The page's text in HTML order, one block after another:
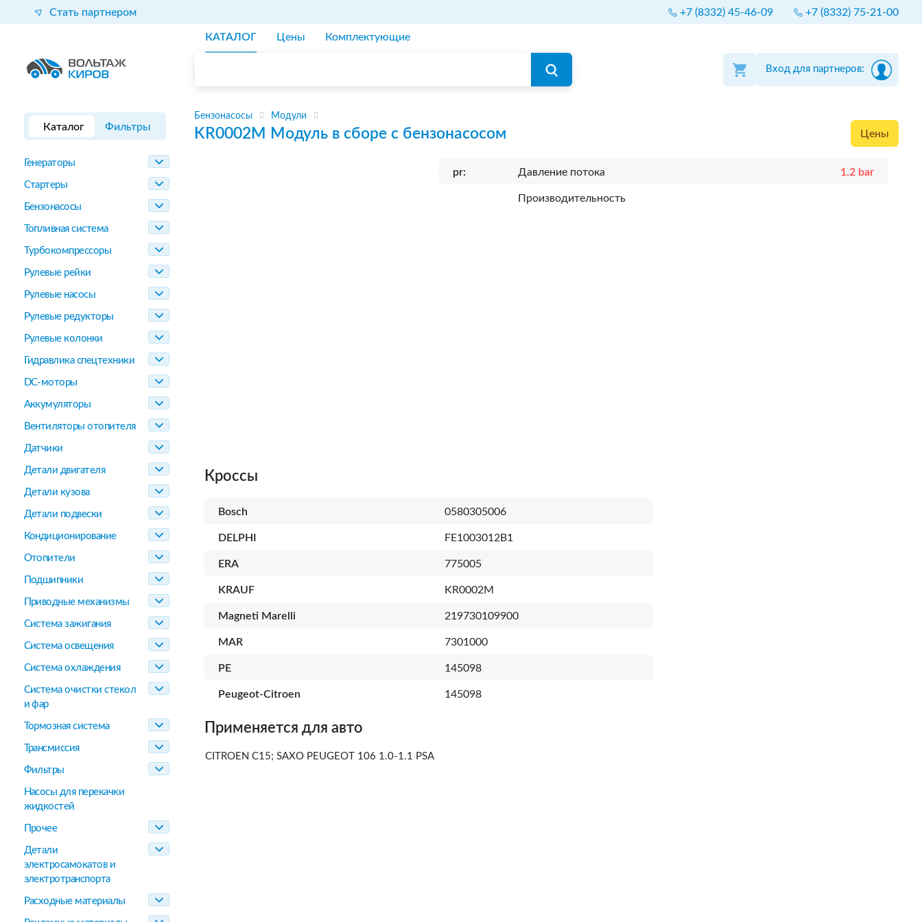
Стать партнером +7 (8332) 45-46-09 +7 (8332) 75-21-00
КАТАЛОГ Цены Комплектующие
Вход для партнеров:
Каталог Фильтры
Генераторы
Стартеры
Бензонасосы
Топливная система
Турбокомпрессоры
Рулевые рейки
Рулевые насосы
Рулевые редукторы
Рулевые колонки
Гидравлика спецтехники
DC-моторы
Аккумуляторы
Вентиляторы отопителя
Датчики
Детали двигателя
Детали кузова
Детали подвески
Кондиционирование
Отопители
Подшипники
Приводные механизмы
Система зажигания
Система освещения
Система охлаждения
Система очистки стекол
и фар
Тормозная система
Трансмиссия
Фильтры
Насосы для перекачки
жидкостей
Прочее
Детали
электросамокатов и
электротранспорта
Расходные материалы
Бензонасосы Модули
KR0002M Модуль в сборе с бензонасосом Цены
pr: Давление потока 1.2 bar
Производительность
Кроссы
Bosch 0580305006
DELPHI FE1003012B1
ERA 775005
KRAUF KR0002M
Magneti Marelli 219730109900
MAR 7301000
PE 145098
Peugeot-Citroen 145098
Применяется для авто
CITROEN C15; SAXO PEUGEOT 106 1.0-1.1 PSA